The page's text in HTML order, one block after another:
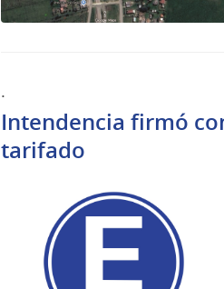
.
Intendencia firmó
tarifado